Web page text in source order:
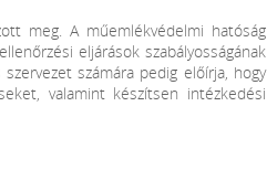
meg. A műemlékvédelmi hatóság
eljárások szabályosságának
számára pedig előírja, hogy
valamint készítsen intézkedési